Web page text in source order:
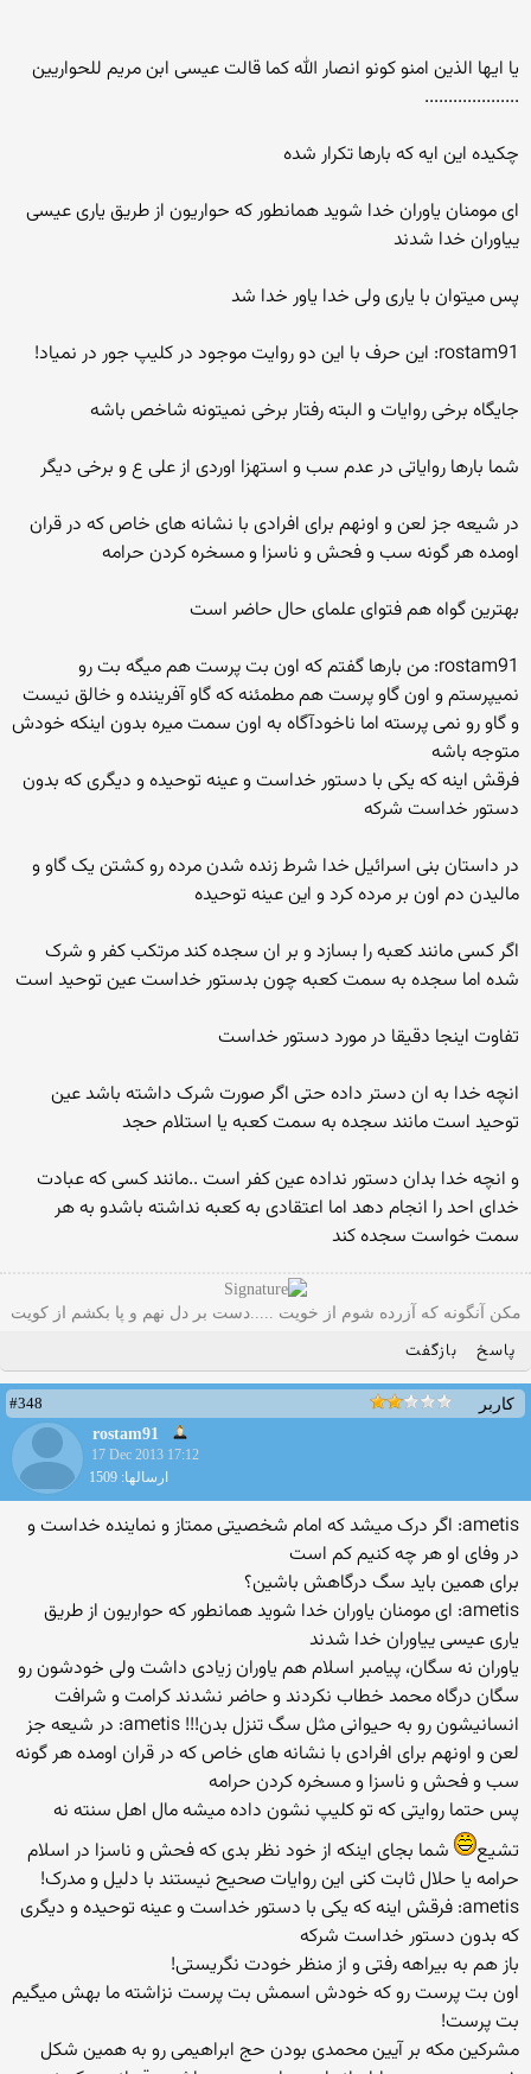
یا ایها الذین امنو کونو انصار الله کما قالت عیسی ابن مریم للحواریین
....................
چکیده این ایه که بارها تکرار شده
ای مومنان یاوران خدا شوید همانطور که حواریون از طریق یاری عیسی
ییاوران خدا شدند
پس میتوان با یاری ولی خدا یاور خدا شد
rostam91: این حرف با این دو روایت موجود در کلیپ جور در نمیاد!
جایگاه برخی روایات و البته رفتار برخی نمیتونه شاخص باشه
شما بارها روایاتی در عدم سب و استهزا اوردی از علی ع و برخی دیگر
در شیعه جز لعن و اونهم برای افرادی با نشانه های خاص که در قران
اومده هر گونه سب و فحش و ناسزا و مسخره کردن حرامه
بهترین گواه هم فتوای علمای حال حاضر است
rostam91: من بارها گفتم که اون بت پرست هم میگه بت رو
نمیپرستم و اون گاو پرست هم مطمئنه که گاو آفریننده و خالق نیست
و گاو رو نمی پرسته اما ناخودآگاه به اون سمت میره بدون اینکه خودش
متوجه باشه
فرقش اینه که یکی با دستور خداست و عینه توحیده و دیگری که بدون
دستور خداست شرکه
در داستان بنی اسرائیل خدا شرط زنده شدن مرده رو کشتن یک گاو و
مالیدن دم اون بر مرده کرد و این عینه توحیده
اگر کسی مانند کعبه را بسازد و بر ان سجده کند مرتکب کفر و شرک
شده اما سجده به سمت کعبه چون بدستور خداست عین توحید است
تفاوت اینجا دقیقا در مورد دستور خداست
انچه خدا به ان دستر داده حتی اگر صورت شرک داشته باشد عین
توحید است مانند سجده به سمت کعبه یا استلام حجد
و انچه خدا بدان دستور نداده عین کفر است ..مانند کسی که عبادت
خدای احد را انجام دهد اما اعتقادی به کعبه نداشته باشدو به هر
سمت خواست سجده کند
مکن آنگونه که آزرده شوم از خویت .....دست بر دل نهم و پا بکشم از کویت
پاسخ بازگفت
کاربر
#348
rostam91
17 Dec 2013 17:12
ارسالها: 1509
ametis: اگر درک میشد که امام شخصیتی ممتاز و نماینده خداست و
در وفای او هر چه کنیم کم است
برای همین باید سگ درگاهش باشین؟
ametis: ای مومنان یاوران خدا شوید همانطور که حواریون از طریق
یاری عیسی ییاوران خدا شدند
یاوران نه سگان، پیامبر اسلام هم یاوران زیادی داشت ولی خودشون رو
سگان درگاه محمد خطاب نکردند و حاضر نشدند کرامت و شرافت
انسانیشون رو به حیوانی مثل سگ تنزل بدن!!! ametis: در شیعه جز
لعن و اونهم برای افرادی با نشانه های خاص که در قران اومده هر گونه
سب و فحش و ناسزا و مسخره کردن حرامه
پس حتما روایتی که تو کلیپ نشون داده میشه مال اهل سنته نه
تشیع
شما بجای اینکه از خود نظر بدی که فحش و ناسزا در اسلام
حرامه یا حلال ثابت کنی این روایات صحیح نیستند با دلیل و مدرک!
ametis: فرقش اینه که یکی با دستور خداست و عینه توحیده و دیگری
که بدون دستور خداست شرکه
باز هم به بیراهه رفتی و از منظر خودت نگریستی!
اون بت پرست رو که خودش اسمش بت پرست نزاشته ما بهش میگیم
بت پرست!
مشرکین مکه بر آیین محمدی بودن حج ابراهیمی رو به همین شکل